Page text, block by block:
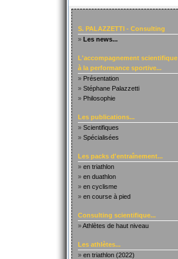
S. PALAZZETTI - Consulting
» Les news...
L'accompagnement scientifique
à la performance sportive...
» Présentation
» Stéphane Palazzetti
» Philosophie
Les publications...
» Scientifiques
» Spécialisées
Les packs d'entraînement...
» en triathlon
» en duathlon
» en cyclisme
» en course à pied
Consulting scientifique...
»Athlètes de haut niveau
Les athlètes...
» en triathlon (2022)